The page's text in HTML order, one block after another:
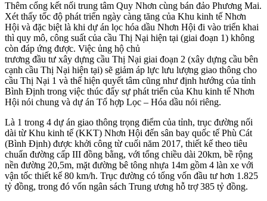
Thêm cổng kết nối trung tâm Quy Nhơn cùng bán đảo Phương Mai.
Xét thấy tốc độ phát triển ngày càng tăng của Khu kinh tế Nhơn
Hội và đặc biệt là khi dự án lọc hóa dầu Nhơn Hội đi vào triển khai
thì quy mô, công suất của cầu Thị Nại hiện tại (giai đoạn 1) không
còn đáp ứng được. Việc ủng hộ chủ
trương đầu tư xây dựng cầu Thị Nại giai đoạn 2 (xây dựng cầu bên
cạnh cầu Thị Nại hiện tại) sẽ giảm áp lực lưu lượng giao thông cho
cầu Thị Nại 1 và thể hiện quyết tâm cũng như định hướng của tỉnh
Bình Định trong việc thúc đẩy sự phát triển của Khu kinh tế Nhơn
Hội nói chung và dự án Tổ hợp Lọc – Hóa dầu nói riêng.
Là 1 trong 4 dự án giao thông trọng điểm của tỉnh, trục đường nối
dài từ Khu kinh tế (KKT) Nhơn Hội đến sân bay quốc tế Phù Cát
(Bình Định) được khởi công từ cuối năm 2017, thiết kế theo tiêu
chuẩn đường cấp III đồng bằng, với tổng chiều dài 20km, bề rộng
nền đường 20,5m, mặt đường bê tông nhựa 14m gồm 4 làn xe với
vận tốc thiết kế 80 km/h. Trục đường có tổng vốn đầu tư hơn 1.825
tỷ đồng, trong đó vốn ngân sách Trung ương hỗ trợ 385 tỷ đồng.